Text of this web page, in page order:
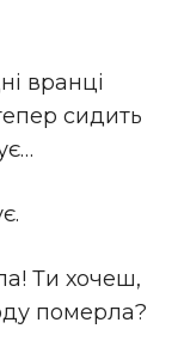
вранці
сидить
Ти хочеш,
померла?